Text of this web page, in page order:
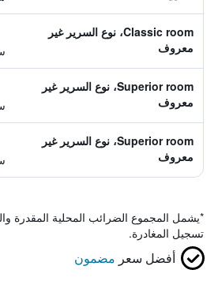
Classic room، نوع السرير غير
معروف
Superior room، نوع السرير غير
معروف
Superior room، نوع السرير غير
معروف
*يشمل المجموع الضرائب المحلية المقدرة
تسجيل المغادرة.
أفضل سعر مضمون